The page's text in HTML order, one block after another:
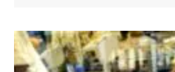
HAKKINDA
BILMENIZ
GEREKENLER